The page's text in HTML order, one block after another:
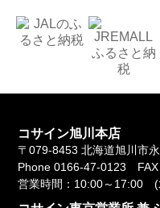
コサイン旭川本店
〒079-8453北海道旭川市
Phone 0166-47-0123
営業時間：10:00～17:00